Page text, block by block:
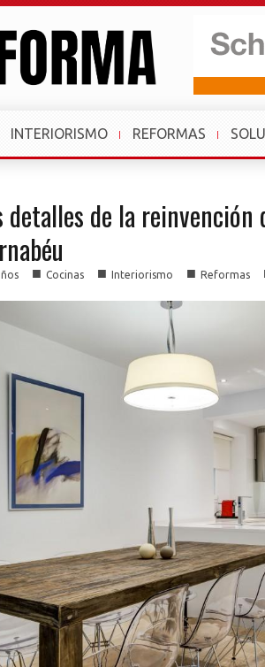
INTERIORISMO REFORMAS
detalles de la
■ Cocinas ■ Interiorismo ■ Reformas